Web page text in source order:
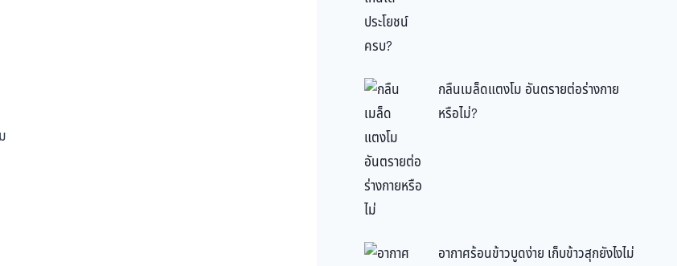
กลืนเมล็ดแตงโม อันตรายต่อร่างกาย
หรือไม่?
อากาศร้อนข้าวบูดง่าย เก็บข้าวสุกยังไงไม่